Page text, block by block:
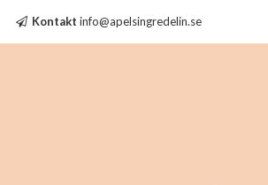
Kontakt info@apelsingredelin.se